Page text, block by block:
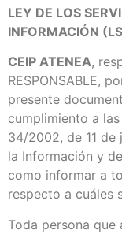
LEY DE LOS
INFORMACIÓN
CEIP ATENEA,
RESPONSABLE,
presente
cumplimiento a
34/2002, de 11 de
la Información y
como informar a
respecto a cuáles
Toda persona